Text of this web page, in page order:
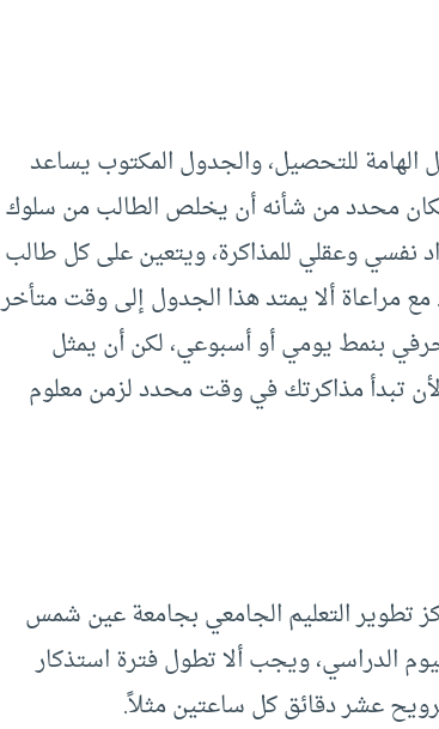
الهامة للتحصيل، والجدول المكتوب يساعد
محدد من شأنه أن يخلص الطالب من سلوك
نفسي وعقلي للمذاكرة، ويتعين على كل طالب
مراعاة ألا يمتد هذا الجدول إلى وقت متأخر
بنمط يومي أو أسبوعي، لكن أن يمثل
تبدأ مذاكرتك في وقت محدد لزمن معلوم
تطوير التعليم الجامعي بجامعة عين شمس
الدراسي، ويجب ألا تطول فترة استذكار
عشر دقائق كل ساعتين مثلاً.